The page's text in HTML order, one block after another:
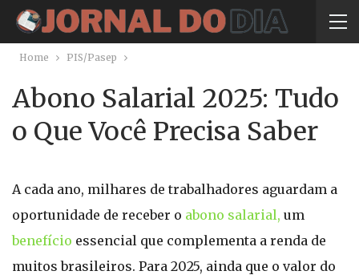
Home PIS/Pasep
Abono Salarial 2025: Tudo
o Que Você Precisa Saber
A cada ano, milhares de trabalhadores aguardam a
oportunidade de receber o abono salarial, um
benefício essencial que complementa a renda de
muitos brasileiros. Para 2025, ainda que o valor do